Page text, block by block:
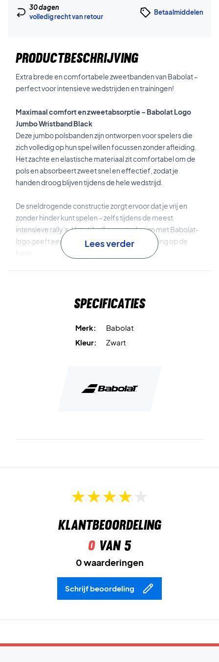
30 dagen
volledig recht van retour
Betaalmiddelen
PRODUCTBESCHRIJVING
Extra brede en comfortabele zweetbanden van Babolat –
perfect voor intensieve wedstrijden en trainingen!
Maximaal comfort en zweetabsorptie – Babolat Logo
Jumbo Wristband Black
Deze jumbo polsbanden zijn ontworpen voor spelers die
zich volledig op hun spel willen focussen zonder afleiding.
Het zachte en elastische materiaal zit comfortabel om de
pols en absorbeert zweet snel en effectief, zodat je
handen droog blijven tijdens de hele wedstrijd.
De sneldrogende constructie zorgt ervoor dat je vrij en
zonder hinder kunt spelen – zelfs tijdens de meest
intensieve rally’s. Het stijlvolle zwarte design met Babolat-
logo geeft een klassieke en sportieve uitstraling op de
Extra breed designbiedt maximale dekking en comfort.
Blijf gefocust – koop de Babolat Logo Jumbo Wristband
Lees verder
Specificaties
Merk:
Babolat
Kleur:
Zwart
Klantbeoordeling
0van 5
0 waarderingen
Schrijf beoordeling